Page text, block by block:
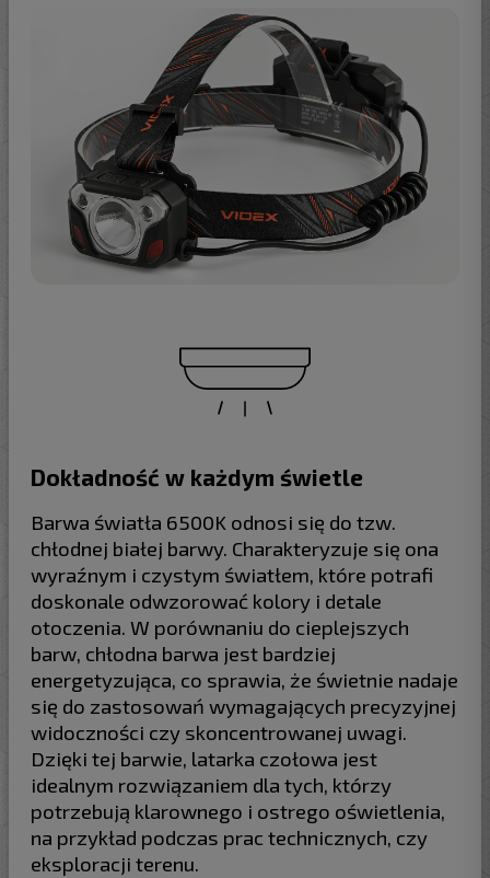
Dokładność w każdym świetle
Barwa światła 6500K odnosi się do tzw.
chłodnej białej barwy. Charakteryzuje się ona
wyraźnym i czystym światłem, które potrafi
doskonale odwzorować kolory i detale
otoczenia. W porównaniu do cieplejszych
barw, chłodna barwa jest bardziej
energetyzująca, co sprawia, że świetnie nadaje
się do zastosowań wymagających precyzyjnej
widoczności czy skoncentrowanej uwagi.
Dzięki tej barwie, latarka czołowa jest
idealnym rozwiązaniem dla tych, którzy
potrzebują klarownego i ostrego oświetlenia,
na przykład podczas prac technicznych, czy
eksploracji terenu.